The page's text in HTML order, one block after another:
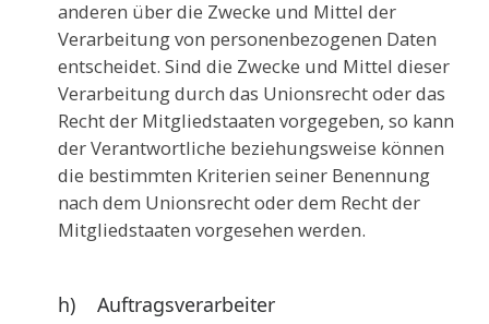
anderen über die Zwecke und Mittel der
Verarbeitung von personenbezogenen Daten
entscheidet. Sind die Zwecke und Mittel dieser
Verarbeitung durch das Unionsrecht oder das
Recht der Mitgliedstaaten vorgegeben, so kann
der Verantwortliche beziehungsweise können
die bestimmten Kriterien seiner Benennung
nach dem Unionsrecht oder dem Recht der
Mitgliedstaaten vorgesehen werden.
h) Auftragsverarbeiter